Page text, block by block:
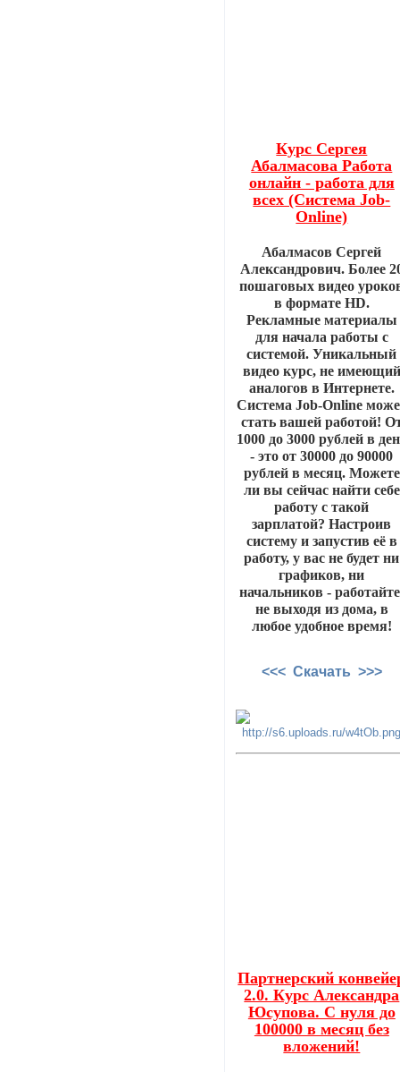
Курс Сергея
Абалмасова Работа
онлайн - работа для
всех (Система Job-
Online)
Абалмасов Сергей
Александрович. Более
пошаговых видео
в формате HD.
Рекламные материалы
для начала работы с
системой. Уникальный
видео курс, не имеющий
аналогов в Интернете.
Система Job-Online
стать вашей работой!
1000 до 3000 рублей в
- это от 30000 до 90000
рублей в месяц. Можете
ли вы сейчас найти себе
работу с такой
зарплатой? Настроив
систему и запустив её в
работу, у вас не будет ни
графиков, ни
начальников -
не выходя из дома, в
любое удобное время!
<<< Скачать >>>
Партнерский
2.0. Курс Александра
Юсупова. С нуля до
100000 в месяц без
вложений!